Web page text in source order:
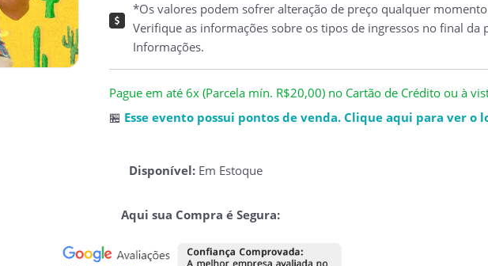
*Os valores podem sofrer alteração de preço qualquer
Verifique as informações sobre os tipos de ingressos no final da
Informações.
Pague em até 6x (Parcela mín. R$20,00) no Cartão de Crédito ou à
🏪 Esse evento possui pontos de venda. Clique aqui para ver o
Disponível: Em Estoque
Aqui sua Compra é Segura: